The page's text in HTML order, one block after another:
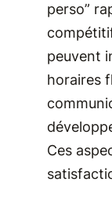
perso”
peuvent
horaires
Ces